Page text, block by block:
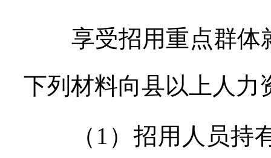
享受招用重点群体
下列材料向县以上人力
（1）招用人员持有